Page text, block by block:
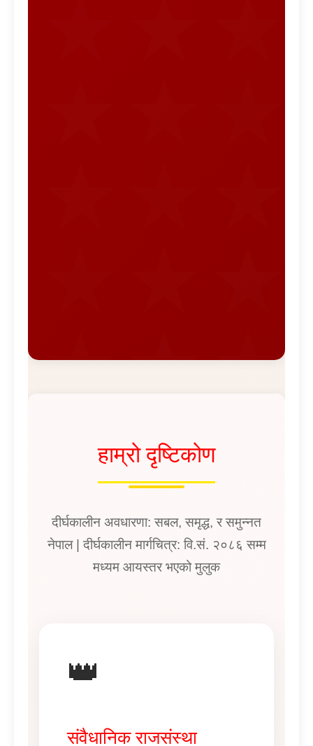
हाम्रो दृष्टिकोण
दीर्घकालीन अवधारणा: सबल, समृद्ध, र समुन्नत
नेपाल | दीर्घकालीन मार्गचित्र: वि.सं. २०८६ सम्म
मध्यम आयस्तर भएको मुलुक
👑
संवैधानिक राजसंस्था